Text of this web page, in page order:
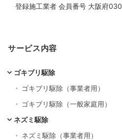
登録施工業者 会員番号 大阪府030
サービス内容
ゴキブリ駆除
ゴキブリ駆除（事業者用）
ゴキブリ駆除（一般家庭用）
ネズミ駆除
ネズミ駆除（事業者用）